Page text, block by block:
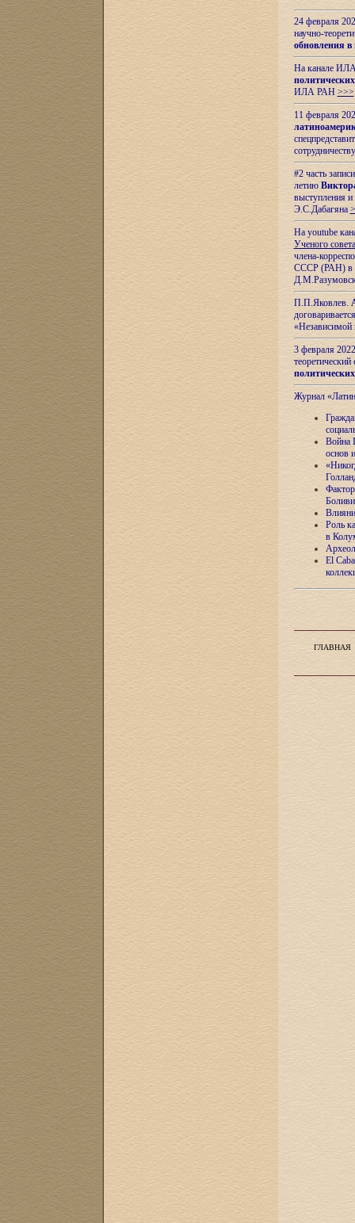
24 февраля
научно-
обновления в
На канале
ИЛА РАН >>>
11 февраля
#2 часть
летию
выступления
Э.С.Дабагяна
На youtube
Ученого
члена-
СССР (РАН) в
П.П.Яковлев.
«Независимой
3 февраля
теоретический
Журнал
Война
основ
Роль
в
El
ГЛАВНАЯ